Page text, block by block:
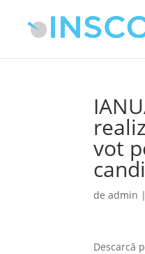
vot
deadmin |
Descarcă